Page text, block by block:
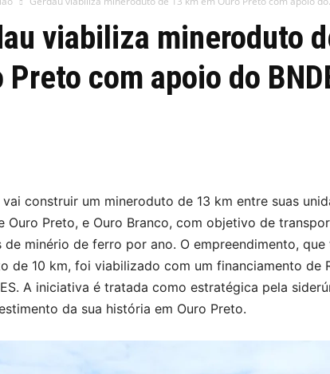
viabiliza mineroduto
Preto com apoio do
vai construir um mineroduto de 13 km entre suas
Ouro Preto, e Ouro Branco, com objetivo de
de minério de ferro por ano. O empreendimento, que
de 10 km, foi viabilizado com um financiamento de
A iniciativa é tratada como estratégica pela
da sua história em Ouro Preto.